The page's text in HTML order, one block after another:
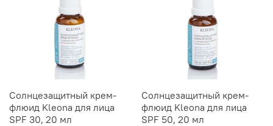
Солнцезащитный крем-
флюид Kleona для лица
SPF 30, 20 мл
Солнцезащитный крем-
флюид Kleona для лица
SPF 50, 20 мл